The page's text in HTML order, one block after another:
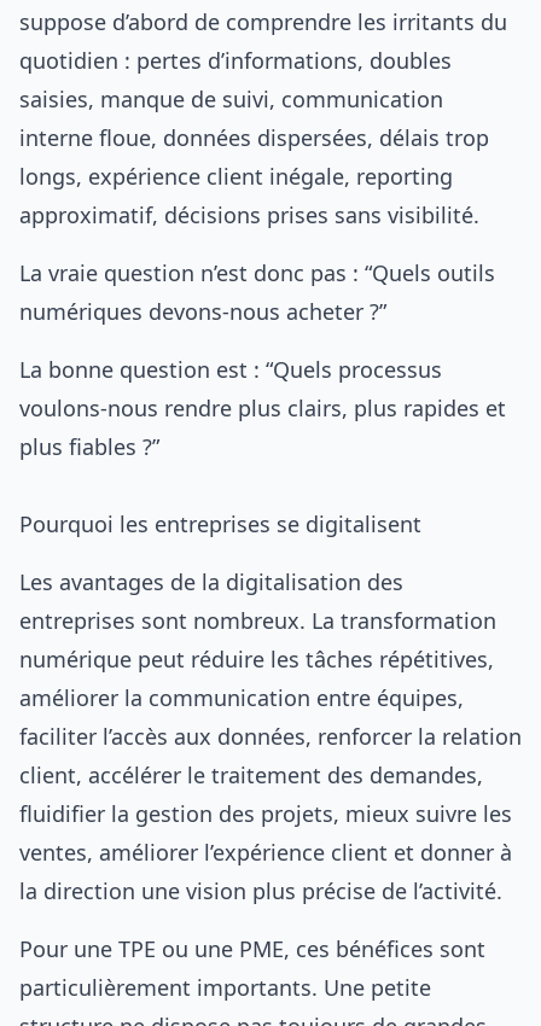
suppose d’abord de comprendre les irritants du
quotidien : pertes d’informations, doubles
saisies, manque de suivi, communication
interne floue, données dispersées, délais trop
longs, expérience client inégale, reporting
approximatif, décisions prises sans visibilité.
La vraie question n’est donc pas : “Quels outils
numériques devons-nous acheter ?”
La bonne question est : “Quels processus
voulons-nous rendre plus clairs, plus rapides et
plus fiables ?”
Pourquoi les entreprises se digitalisent
Les avantages de la digitalisation des
entreprises sont nombreux. La transformation
numérique peut réduire les tâches répétitives,
améliorer la communication entre équipes,
faciliter l’accès aux données, renforcer la relation
client, accélérer le traitement des demandes,
fluidifier la gestion des projets, mieux suivre les
ventes, améliorer l’expérience client et donner à
la direction une vision plus précise de l’activité.
Pour une TPE ou une PME, ces bénéfices sont
particulièrement importants. Une petite